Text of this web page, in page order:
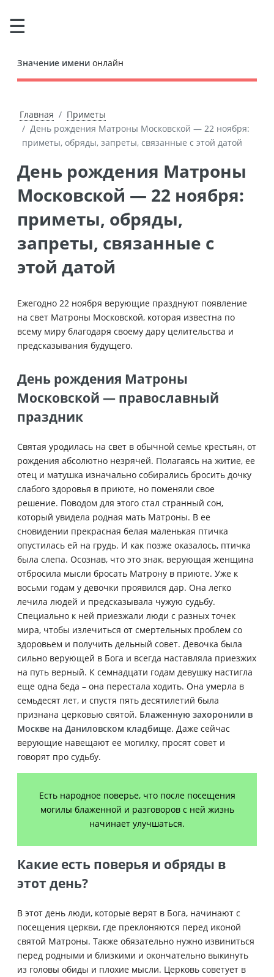
Значение имени онлайн
Главная
Приметы
День рождения Матроны Московской — 22 ноября:
приметы, обряды, запреты, связанные с этой датой
День рождения Матроны
Московской — 22 ноября:
приметы, обряды,
запреты, связанные с
этой датой
Ежегодно 22 ноября верующие празднуют появление
на свет Матроны Московской, которая известна по
всему миру благодаря своему дару целительства и
предсказывания будущего.
День рождения Матроны
Московской — православный
праздник
Святая уродилась на свет в обычной семье крестьян, от
рождения абсолютно незрячей. Полагаясь на житие, ее
отец и матушка изначально собирались бросить дочку
слабого здоровья в приюте, но поменяли свое
решение. Поводом для этого стал странный сон,
который увидела родная мать Матроны. В ее
сновидении прекрасная белая маленькая птичка
опустилась ей на грудь. И как позже оказалось, птичка
была слепа. Осознав, что это знак, верующая женщина
отбросила мысли бросать Матрону в приюте. Уже к
восьми годам у девочки проявился дар. Она легко
лечила людей и предсказывала чужую судьбу.
Специально к ней приезжали люди с разных точек
мира, чтобы излечиться от смертельных проблем со
здоровьем и получить дельный совет. Девочка была
сильно верующей в Бога и всегда наставляла приезжих
на путь верный. К семнадцати годам девушку настигла
еще одна беда – она перестала ходить. Она умерла в
семьдесят лет, и спустя пять десятилетий была
признана церковью святой. Блаженную захоронили в
Москве на Даниловском кладбище. Даже сейчас
верующие навещают ее могилку, просят совет и
говорят про судьбу.
Есть народное поверье, что после посещения
могилы блаженной и разговоров с ней жизнь
начинает улучшаться.
Какие есть поверья и обряды в
этот день?
В этот день люди, которые верят в Бога, начинают с
посещения церкви, где преклоняются перед иконой
святой Матроны. Также обязательно нужно извиниться
перед родными и близкими и окончательно выкинуть
из головы обиды и плохие мысли. Церковь советует в